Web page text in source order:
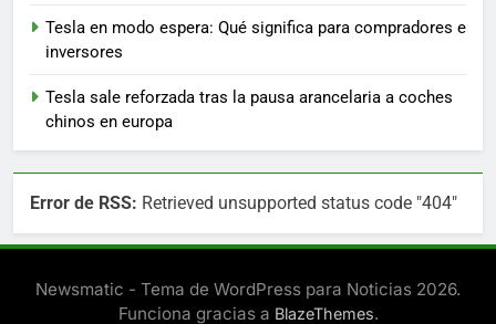
Tesla en modo espera: Qué significa para compradores e
inversores
Tesla sale reforzada tras la pausa arancelaria a coches
chinos en europa
Error de RSS: Retrieved unsupported status code "404"
Newsmatic - Tema de WordPress para Noticias 2026.
Funciona gracias a BlazeThemes.